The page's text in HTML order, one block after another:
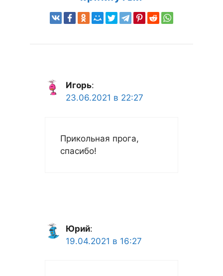
Игорь:
23.06.2021 в 22:27
Прикольная прога,
спасибо!
Юрий:
19.04.2021 в 16:27